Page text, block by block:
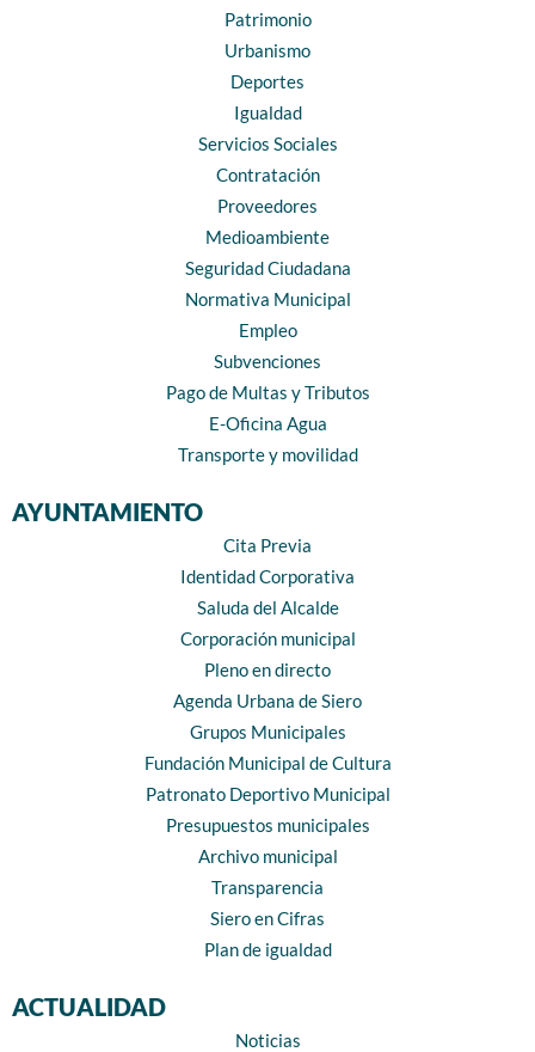
Patrimonio
Urbanismo
Deportes
Igualdad
Servicios Sociales
Contratación
Proveedores
Medioambiente
Seguridad Ciudadana
Normativa Municipal
Empleo
Subvenciones
Pago de Multas y Tributos
E-Oficina Agua
Transporte y movilidad
AYUNTAMIENTO
Cita Previa
Identidad Corporativa
Saluda del Alcalde
Corporación municipal
Pleno en directo
Agenda Urbana de Siero
Grupos Municipales
Fundación Municipal de Cultura
Patronato Deportivo Municipal
Presupuestos municipales
Archivo municipal
Transparencia
Siero en Cifras
Plan de igualdad
ACTUALIDAD
Noticias